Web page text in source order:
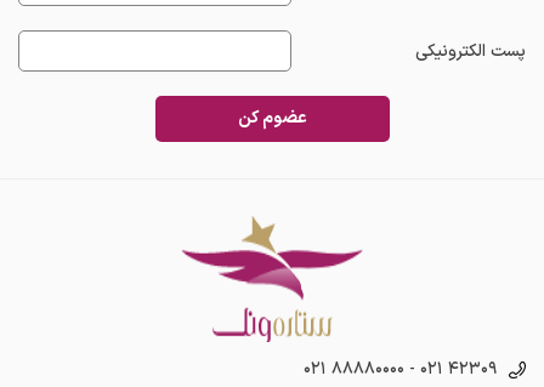
پست الکترونیکی
عضوم کن
۰۲۱ ۸۸۸۸۰۰۰۰ - ۰۲۱ ۴۲۳۰۹